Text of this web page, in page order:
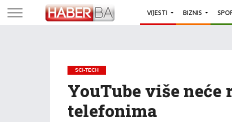
VIJESTI BIZNIS
SCI-TECH
YouTube više
telefonima